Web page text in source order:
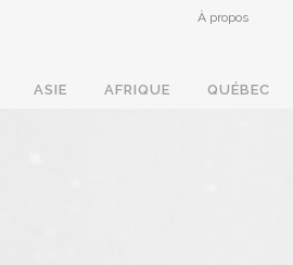
À propos
ASIE AFRIQUE QUÉBEC